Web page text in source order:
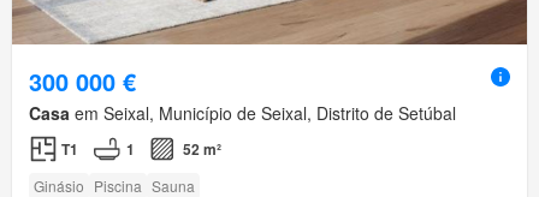
300 000 €
Casa em Seixal, Município de Seixal, Distrito de Setúbal
T1 1 52 m²
Ginásio Piscina Sauna